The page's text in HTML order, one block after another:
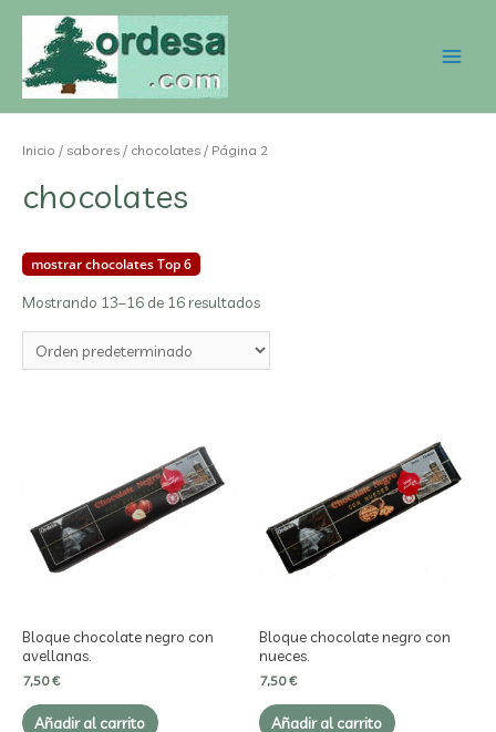
Inicio / sabores / chocolates / Página 2
chocolates
mostrar chocolates Top 6
Mostrando 13–16 de 16 resultados
Bloque chocolate negro con
avellanas.
7,50€
Añadir al carrito
Bloque chocolate negro con
nueces.
7,50€
Añadir al carrito